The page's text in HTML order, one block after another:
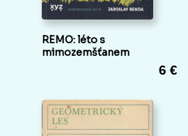
REMO: léto s
mimozemšťanem
6 €